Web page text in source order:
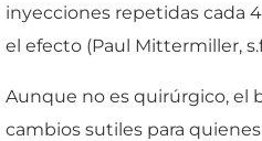
inyecciones repetidas cada
el efecto (Paul Mittermiller,
Aunque no es quirúrgico, el
cambios sutiles para